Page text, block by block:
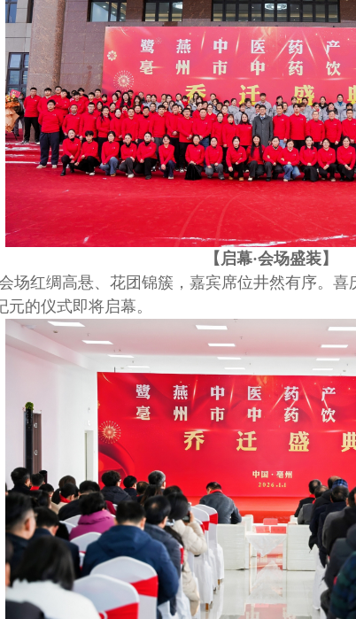
【启幕·会场盛装】
场红绸高悬、花团锦簇，嘉宾席位井然有序。
元的仪式即将启幕。